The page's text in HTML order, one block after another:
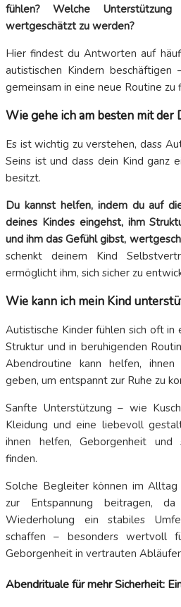
fühlen?
Welche
wertgeschätzt zu werden?
Hier findest du Antworten auf
autistischen Kindern
gemeinsam in eine neue Routine zu
Wie gehe ich am besten mit der
Es ist wichtig zu verstehen, dass
Seins ist und dass dein Kind ganz
besitzt.
Du kannst helfen, indem du auf
deines Kindes eingehst, ihm
und ihm das Gefühl gibst,
schenkt deinem Kind
ermöglicht ihm, sich sicher zu
Wie kann ich mein Kind
Autistische Kinder fühlen sich oft in
Struktur und in beruhigenden
Abendroutine kann helfen,
geben, um entspannt zur Ruhe zu
Sanfte Unterstützung – wie
Kleidung und eine liebevoll
ihnen helfen, Geborgenheit und
finden.
Solche Begleiter können im
zur Entspannung beitragen,
Wiederholung ein stabiles
schaffen – besonders wertvoll
Geborgenheit in vertrauten
Abendrituale für mehr Sicherheit: